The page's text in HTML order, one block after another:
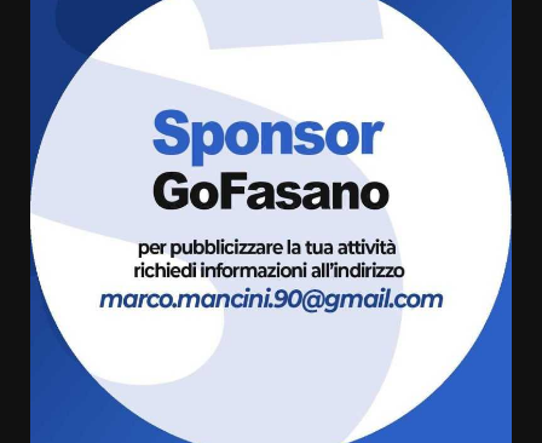
Fasanese ferito a colpi di arma
da fuoco
6 Agosto 2026 18:13
Carta d’identità: continua il piano
di aperture straordinarie del
Comune di Fasano